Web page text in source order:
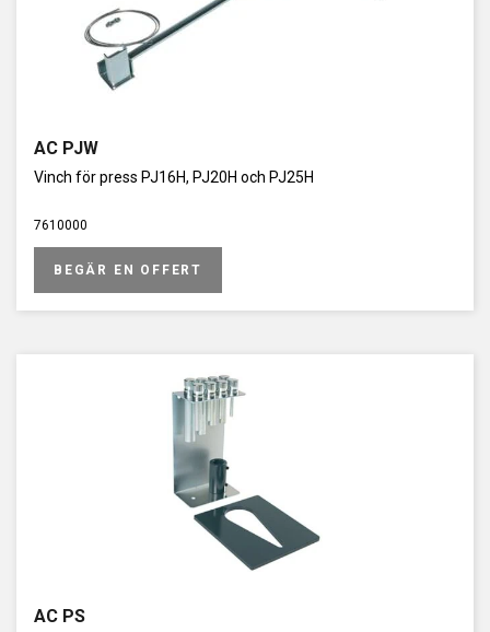
AC PJW
Vinch för press PJ16H, PJ20H och PJ25H
7610000
BEGÄR EN OFFERT
AC PS